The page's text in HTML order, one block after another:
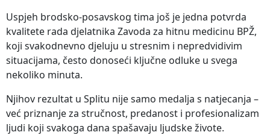
Uspjeh brodsko-posavskog tima još je jedna potvrda
kvalitete rada djelatnika Zavoda za hitnu medicinu BPŽ,
koji svakodnevno djeluju u stresnim i nepredvidivim
situacijama, često donoseći ključne odluke u svega
nekoliko minuta.
Njihov rezultat u Splitu nije samo medalja s natjecanja –
već priznanje za stručnost, predanost i profesionalizam
ljudi koji svakoga dana spašavaju ljudske živote.